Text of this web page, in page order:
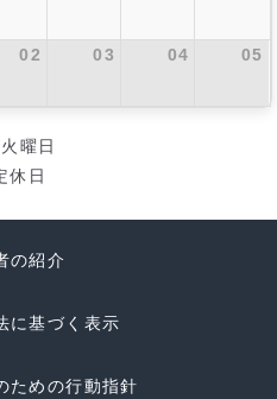
02 03 04 05
曜日
休日
の紹介
に基づく表示
ための行動指針